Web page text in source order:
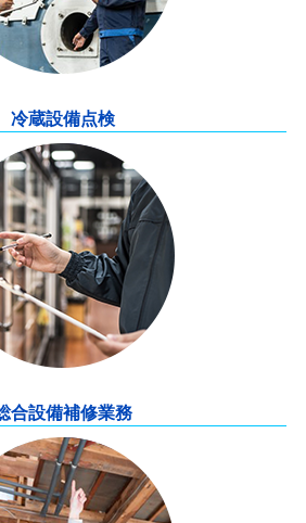
冷蔵設備点検
合設備補修業務